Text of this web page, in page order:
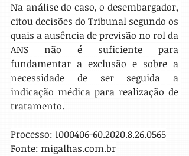
Na análise do caso, o desembargador,
citou decisões do Tribunal segundo os
quais a ausência de previsão no rol da
ANS não é suficiente para
fundamentar a exclusão e sobre a
necessidade de ser seguida a
indicação médica para realização de
tratamento.
Processo: 1000406-60.2020.8.26.0565
Fonte: migalhas.com.br